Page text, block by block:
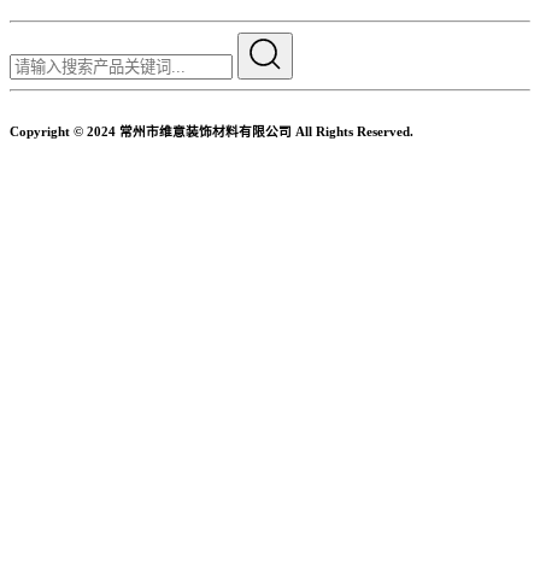
Copyright © 2024 常州市维意装饰材料有限公司 All Rights Reserved.